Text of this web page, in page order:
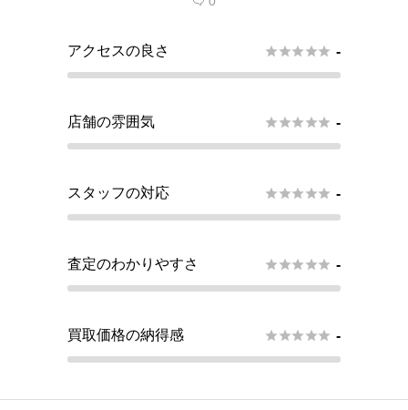
アクセスの良さ  -
店舗の雰囲気  -
スタッフの対応  -
査定のわかりやすさ  -
買取価格の納得感  -